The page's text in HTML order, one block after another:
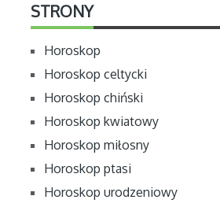
STRONY
Horoskop
Horoskop celtycki
Horoskop chiński
Horoskop kwiatowy
Horoskop miłosny
Horoskop ptasi
Horoskop urodzeniowy